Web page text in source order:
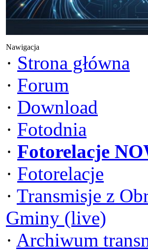
Nawigacja
· Strona główna
· Forum
· Download
· Fotodnia
· Fotorelacje
· Fotorelacje
· Transmisje z
Gminy (live)
· Archiwum